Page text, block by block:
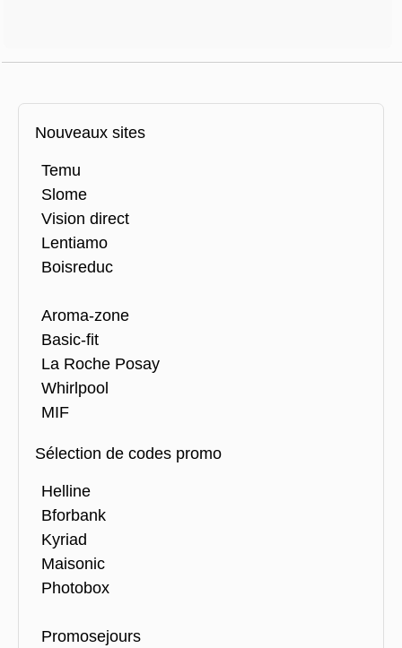
Nouveaux sites
Temu
Slome
Vision direct
Lentiamo
Boisreduc
Aroma-zone
Basic-fit
La Roche Posay
Whirlpool
MIF
Sélection de codes promo
Helline
Bforbank
Kyriad
Maisonic
Photobox
Promosejours